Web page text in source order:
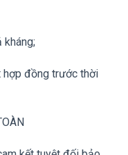
đồng trước thời